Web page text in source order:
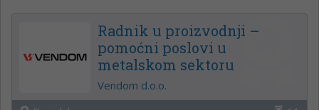
Radnik u proizvodnji –
pomoćni poslovi u
metalskom sektoru
Vendom d.o.o.